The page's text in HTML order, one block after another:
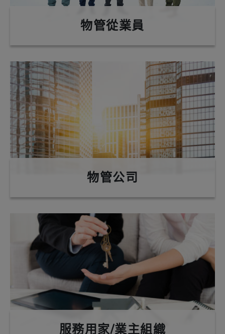
物管從業員
物管公司
服務用家/業主組織